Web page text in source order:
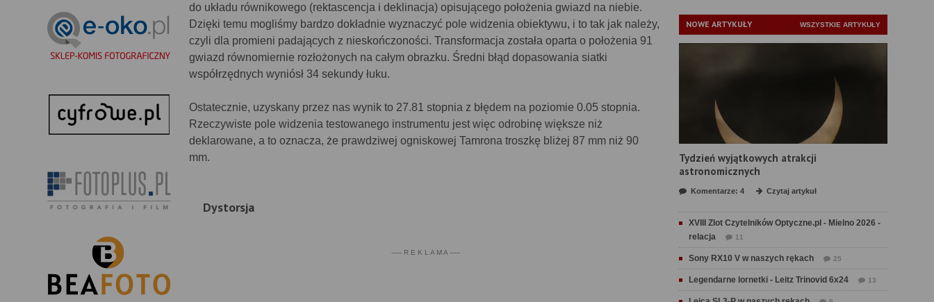
do układu równikowego (rektascencja i deklinacja) opisującego położenia gwiazd na niebie.
Dzięki temu mogliśmy bardzo dokładnie wyznaczyć pole widzenia obiektywu, i to tak jak należy,
czyli dla promieni padających z nieskończoności. Transformacja została oparta o położenia 91
gwiazd równomiernie rozłożonych na całym obrazku. Średni błąd dopasowania siatki
współrzędnych wyniósł 34 sekundy łuku.
Ostatecznie, uzyskany przez nas wynik to 27.81 stopnia z błędem na poziomie 0.05 stopnia.
Rzeczywiste pole widzenia testowanego instrumentu jest więc odrobinę większe niż
deklarowane, a to oznacza, że prawdziwej ogniskowej Tamrona troszkę bliżej 87 mm niż 90
mm.
Dystorsja
----- R E K L A M A -----
NOWE ARTYKUŁY WSZYSTKIE ARTYKUŁY
Tydzień wyjątkowych atrakcji
astronomicznych
Komentarze: 4 Czytaj artykuł
XVIII Zlot Czytelników Optyczne.pl - Mielno 2026 -
relacja
11
Sony RX10 V w naszych rękach 25
Legendarne lornetki - Leitz Trinovid 6x24 13